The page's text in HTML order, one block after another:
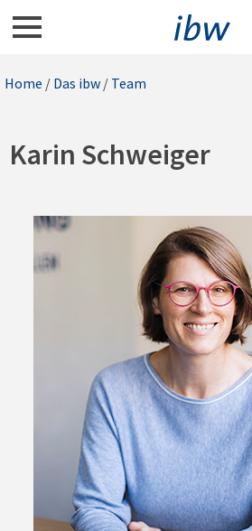
Home / Das ibw / Team
Karin Schweiger